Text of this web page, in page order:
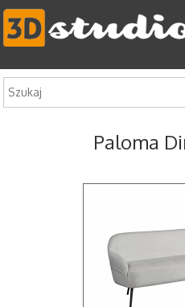
Paloma